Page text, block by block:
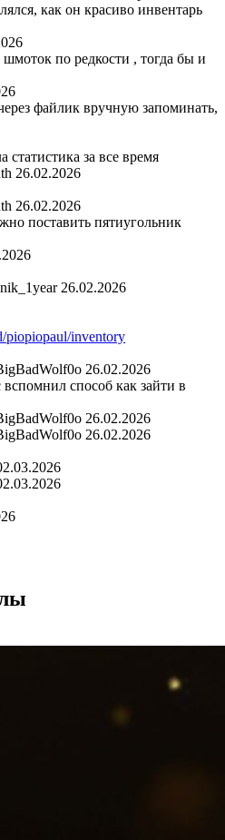
как он красиво инвентарь
по редкости , тогда бы и
файлик вручную запоминать,
за все время
26.02.2026
26.02.2026
поставить пятиугольник
26.02.2026
piopiopaul/inventory
26.02.2026
способ как зайти в
26.02.2026
26.02.2026